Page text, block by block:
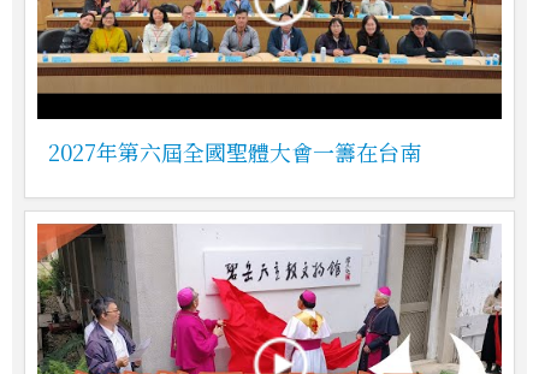
2027年第六屆全國聖體大會一籌在台南